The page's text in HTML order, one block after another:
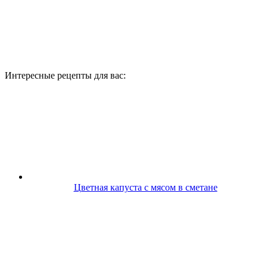
Интересные рецепты для вас:
Цветная капуста с мясом в сметане